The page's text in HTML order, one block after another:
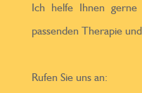
Ich helfe Ihnen
passenden Therapie
Rufen Sie uns an: